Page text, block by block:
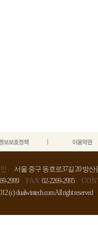
서울 중구 동호로37길 20 방산
2999 FAX 02-2269-2995
(c) dualwintech.com All right reserved